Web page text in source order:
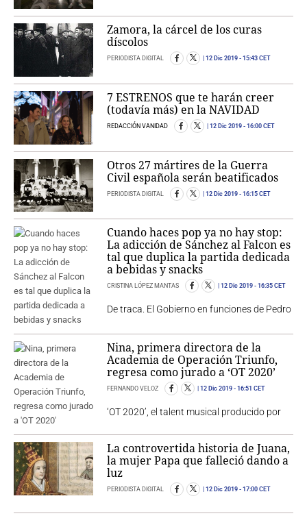
Zamora, la cárcel de los curas
díscolos
PERIODISTA DIGITAL 12 Dic 2019 - 15:43 CET
7 ESTRENOS que te harán creer
(todavía más) en la NAVIDAD
REDACCIÓN VANIDAD 12 Dic 2019 - 16:00 CET
Otros 27 mártires de la Guerra
Civil española serán beatificados
PERIODISTA DIGITAL 12 Dic 2019 - 16:15 CET
Cuando haces pop ya no hay stop:
La adicción de Sánchez al Falcon es
tal que duplica la partida dedicada
a bebidas y snacks
CRISTINA LÓPEZ MANTAS 12 Dic 2019 - 16:35 CET
De traca. El Gobierno en funciones de Pedro
Nina, primera directora de la
Academia de Operación Triunfo,
regresa como jurado a ‘OT 2020’
FERNANDO VELOZ 12 Dic 2019 - 16:51 CET
‘OT 2020’, el talent musical producido por
La controvertida historia de Juana,
la mujer Papa que falleció dando a
luz
PERIODISTA DIGITAL 12 Dic 2019 - 17:00 CET